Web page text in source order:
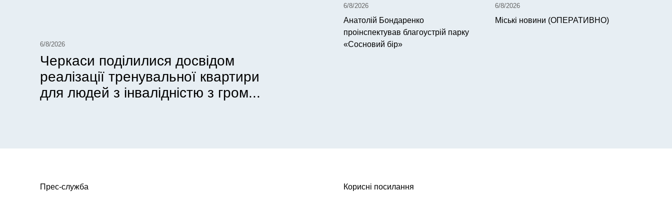
6/8/2026
Черкаси поділилися досвідом
реалізації тренувальної квартири
для людей з інвалідністю з гром...
6/8/2026
Анатолій Бондаренко
проінспектував благоустрій парку
«Сосновий бір»
6/8/2026
Міські новини (ОПЕРАТИВНО)
Прес-служба Корисні посилання